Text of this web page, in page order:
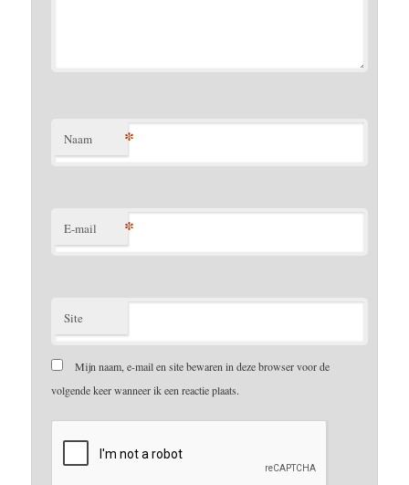
Naam *
E-mail *
Site
Mijn naam, e-mail en site bewaren in deze browser voor de
volgende keer wanneer ik een reactie plaats.